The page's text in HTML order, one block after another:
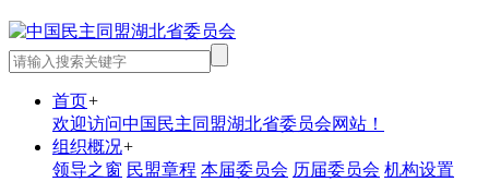
首页+
欢迎访问中国民主同盟湖北省委员会网站！
组织概况+
领导之窗 民盟章程 本届委员会 历届委员会 机构设置